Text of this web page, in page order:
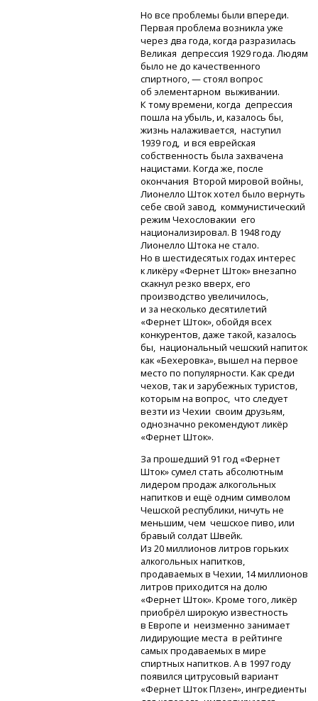
Но все проблемы были впереди.
Первая проблема возникла уже
через два года, когда разразилась
Великая депрессия 1929 года. Людям
было не до качественного
спиртного, — стоял вопрос
об элементарном выживании.
К тому времени, когда депрессия
пошла на убыль, и, казалось бы,
жизнь налаживается, наступил
1939 год, и вся еврейская
собственность была захвачена
нацистами. Когда же, после
окончания Второй мировой войны,
Лионелло Шток хотел было вернуть
себе свой завод, коммунистический
режим Чехословакии его
национализировал. В 1948 году
Лионелло Штока не стало.
Но в шестидесятых годах интерес
к ликёру «Фернет Шток» внезапно
скакнул резко вверх, его
производство увеличилось,
и за несколько десятилетий
«Фернет Шток», обойдя всех
конкурентов, даже такой, казалось
бы, национальный чешский напиток
как «Бехеровка», вышел на первое
место по популярности. Как среди
чехов, так и зарубежных туристов,
которым на вопрос, что следует
везти из Чехии своим друзьям,
однозначно рекомендуют ликёр
«Фернет Шток».
За прошедший 91 год «Фернет
Шток» сумел стать абсолютным
лидером продаж алкогольных
напитков и ещё одним символом
Чешской республики, ничуть не
меньшим, чем чешское пиво, или
бравый солдат Швейк.
Из 20 миллионов литров горьких
алкогольных напитков,
продаваемых в Чехии, 14 миллионов
литров приходится на долю
«Фернет Шток». Кроме того, ликёр
приобрёл широкую известность
в Европе и неизменно занимает
лидирующие места в рейтинге
самых продаваемых в мире
спиртных напитков. А в 1997 году
появился цитрусовый вариант
«Фернет Шток Плзен», ингредиенты